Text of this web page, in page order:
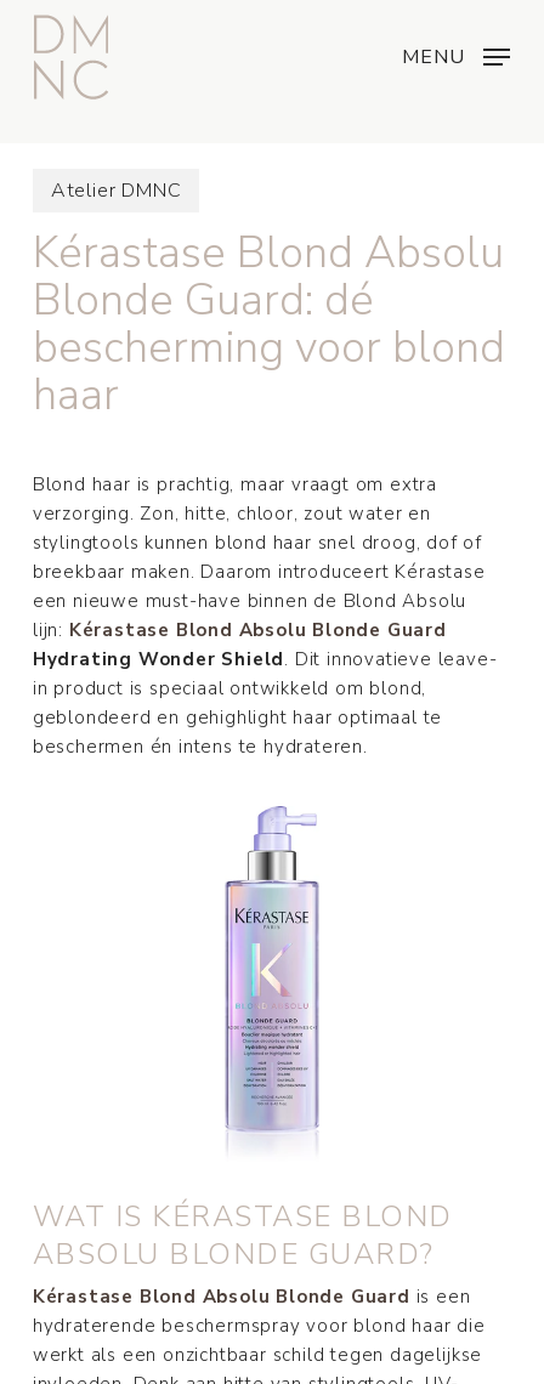
Skip
main
content
MENU
Atelier DMNC
Kérastase Blond Absolu
Blonde Guard: dé
bescherming voor blond
haar
Blond haar is prachtig, maar vraagt om extra
verzorging. Zon, hitte, chloor, zout water en
stylingtools kunnen blond haar snel droog, dof of
breekbaar maken. Daarom introduceert Kérastase
een nieuwe must-have binnen de Blond Absolu
lijn: Kérastase Blond Absolu Blonde Guard
Hydrating Wonder Shield. Dit innovatieve leave-
in product is speciaal ontwikkeld om blond,
geblondeerd en gehighlight haar optimaal te
beschermen én intens te hydrateren.
WAT IS KÉRASTASE BLOND
ABSOLU BLONDE GUARD?
Kérastase Blond Absolu Blonde Guard is een
hydraterende beschermspray voor blond haar die
werkt als een onzichtbaar schild tegen dagelijkse